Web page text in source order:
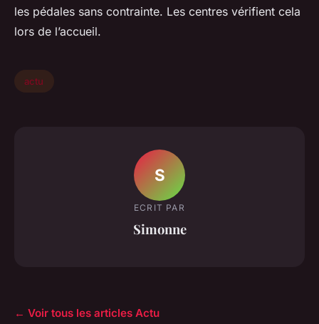
les pédales sans contrainte. Les centres vérifient cela
lors de l’accueil.
actu
S
ECRIT PAR
Simonne
← Voir tous les articles Actu